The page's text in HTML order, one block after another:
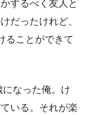
するべく友人と
だったけれど、
ることができて
なった俺。け
いる。それが楽